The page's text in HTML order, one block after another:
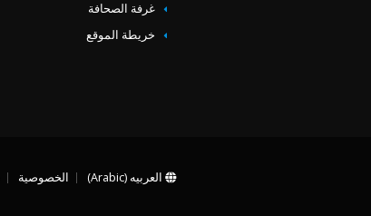
غرفة الصحافة
خريطة الموقع
العربيه (Arabic) الخصوصية